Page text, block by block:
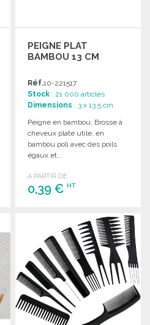
PEIGNE PLAT
BAMBOU 13 CM
Réf.10-221517
Stock : 21 000 articles
Dimensions : 3 x 13.5 cm
Peigne en bambou. Brosse à
cheveux plate utile, en
bambou poli avec des poils
égaux et...
A PARTIR DE
0,39 €HT
COMMANDER
Demander un devis